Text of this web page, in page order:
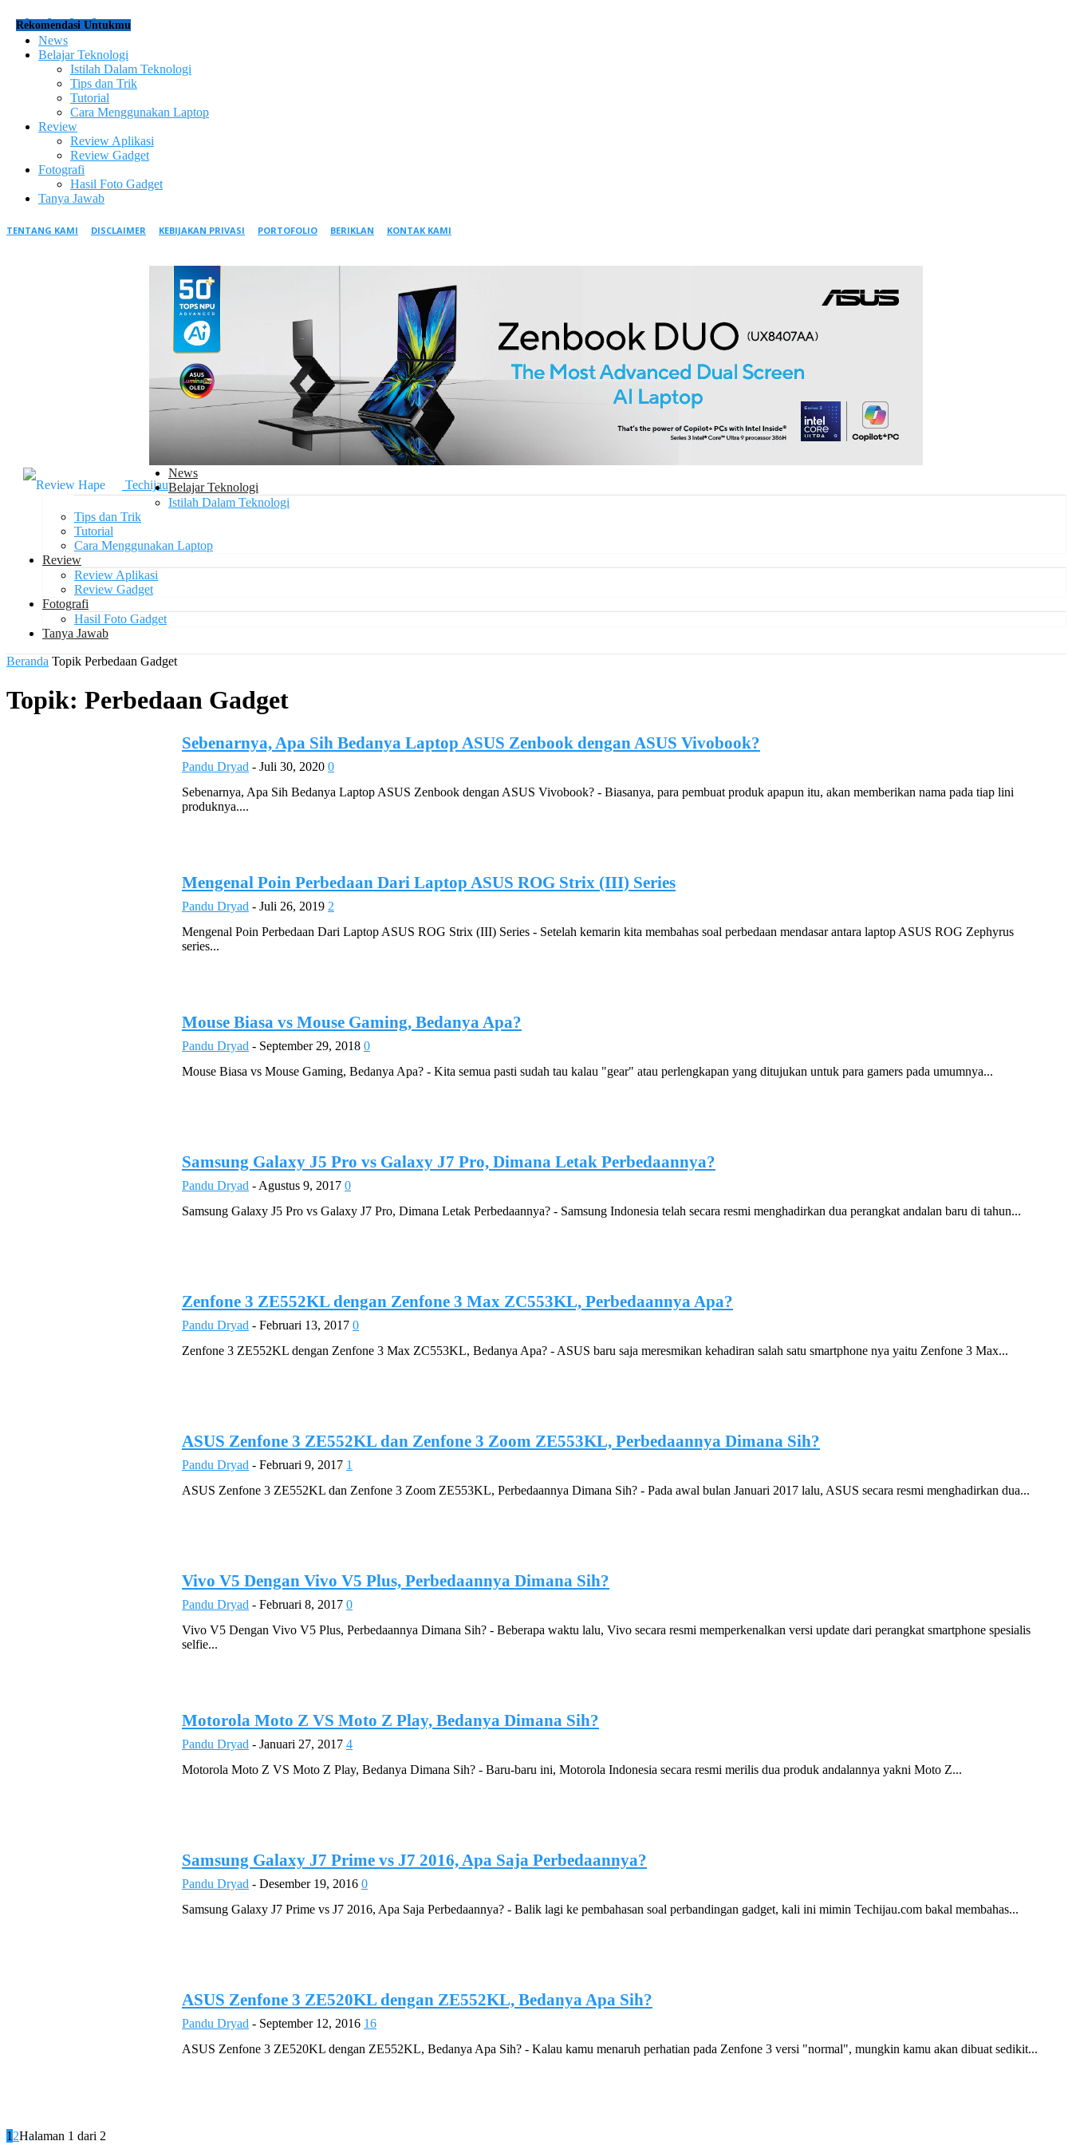
News
Belajar Teknologi
Istilah Dalam Teknologi
Tips dan Trik
Tutorial
Cara Menggunakan Laptop
Review
Review Aplikasi
Review Gadget
Fotografi
Hasil Foto Gadget
Tanya Jawab
TENTANG KAMI DISCLAIMER KEBIJAKAN PRIVASI PORTOFOLIO BERIKLAN KONTAK KAMI
Techijau
News
Belajar Teknologi
Istilah Dalam Teknologi
Tips dan Trik
Tutorial
Cara Menggunakan Laptop
Review
Review Aplikasi
Review Gadget
Fotografi
Hasil Foto Gadget
Tanya Jawab
Beranda Topik Perbedaan Gadget
Topik: Perbedaan Gadget
Sebenarnya, Apa Sih Bedanya Laptop ASUS Zenbook dengan ASUS Vivobook?
Pandu Dryad - Juli 30, 2020 0
Sebenarnya, Apa Sih Bedanya Laptop ASUS Zenbook dengan ASUS Vivobook? - Biasanya, para pembuat produk apapun itu, akan memberikan nama pada tiap lini
produknya....
Mengenal Poin Perbedaan Dari Laptop ASUS ROG Strix (III) Series
Pandu Dryad - Juli 26, 2019 2
Mengenal Poin Perbedaan Dari Laptop ASUS ROG Strix (III) Series - Setelah kemarin kita membahas soal perbedaan mendasar antara laptop ASUS ROG Zephyrus
series...
Mouse Biasa vs Mouse Gaming, Bedanya Apa?
Pandu Dryad - September 29, 2018 0
Mouse Biasa vs Mouse Gaming, Bedanya Apa? - Kita semua pasti sudah tau kalau "gear" atau perlengkapan yang ditujukan untuk para gamers pada umumnya...
Samsung Galaxy J5 Pro vs Galaxy J7 Pro, Dimana Letak Perbedaannya?
Pandu Dryad - Agustus 9, 2017 0
Samsung Galaxy J5 Pro vs Galaxy J7 Pro, Dimana Letak Perbedaannya? - Samsung Indonesia telah secara resmi menghadirkan dua perangkat andalan baru di tahun...
Zenfone 3 ZE552KL dengan Zenfone 3 Max ZC553KL, Perbedaannya Apa?
Pandu Dryad - Februari 13, 2017 0
Zenfone 3 ZE552KL dengan Zenfone 3 Max ZC553KL, Bedanya Apa? - ASUS baru saja meresmikan kehadiran salah satu smartphone nya yaitu Zenfone 3 Max...
ASUS Zenfone 3 ZE552KL dan Zenfone 3 Zoom ZE553KL, Perbedaannya Dimana Sih?
Pandu Dryad - Februari 9, 2017 1
ASUS Zenfone 3 ZE552KL dan Zenfone 3 Zoom ZE553KL, Perbedaannya Dimana Sih? - Pada awal bulan Januari 2017 lalu, ASUS secara resmi menghadirkan dua...
Vivo V5 Dengan Vivo V5 Plus, Perbedaannya Dimana Sih?
Pandu Dryad - Februari 8, 2017 0
Vivo V5 Dengan Vivo V5 Plus, Perbedaannya Dimana Sih? - Beberapa waktu lalu, Vivo secara resmi memperkenalkan versi update dari perangkat smartphone spesialis
selfie...
Motorola Moto Z VS Moto Z Play, Bedanya Dimana Sih?
Pandu Dryad - Januari 27, 2017 4
Motorola Moto Z VS Moto Z Play, Bedanya Dimana Sih? - Baru-baru ini, Motorola Indonesia secara resmi merilis dua produk andalannya yakni Moto Z...
Samsung Galaxy J7 Prime vs J7 2016, Apa Saja Perbedaannya?
Pandu Dryad - Desember 19, 2016 0
Samsung Galaxy J7 Prime vs J7 2016, Apa Saja Perbedaannya? - Balik lagi ke pembahasan soal perbandingan gadget, kali ini mimin Techijau.com bakal membahas...
ASUS Zenfone 3 ZE520KL dengan ZE552KL, Bedanya Apa Sih?
Pandu Dryad - September 12, 2016 16
ASUS Zenfone 3 ZE520KL dengan ZE552KL, Bedanya Apa Sih? - Kalau kamu menaruh perhatian pada Zenfone 3 versi "normal", mungkin kamu akan dibuat sedikit...
1 2Halaman 1 dari 2
Rekomendasi Untukmu